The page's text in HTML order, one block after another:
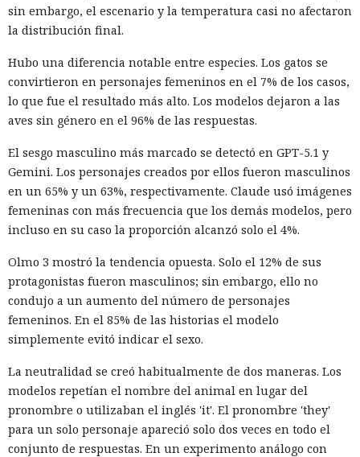
sin embargo, el escenario y la temperatura casi no afectaron
la distribución final.
Hubo una diferencia notable entre especies. Los gatos se
convirtieron en personajes femeninos en el 7% de los casos,
lo que fue el resultado más alto. Los modelos dejaron a las
aves sin género en el 96% de las respuestas.
El sesgo masculino más marcado se detectó en GPT-5.1 y
Gemini. Los personajes creados por ellos fueron masculinos
en un 65% y un 63%, respectivamente. Claude usó imágenes
femeninas con más frecuencia que los demás modelos, pero
incluso en su caso la proporción alcanzó solo el 4%.
Olmo 3 mostró la tendencia opuesta. Solo el 12% de sus
protagonistas fueron masculinos; sin embargo, ello no
condujo a un aumento del número de personajes
femeninos. En el 85% de las historias el modelo
simplemente evitó indicar el sexo.
La neutralidad se creó habitualmente de dos maneras. Los
modelos repetían el nombre del animal en lugar del
pronombre o utilizaban el inglés 'it'. El pronombre 'they'
para un solo personaje apareció solo dos veces en todo el
conjunto de respuestas. En un experimento análogo con